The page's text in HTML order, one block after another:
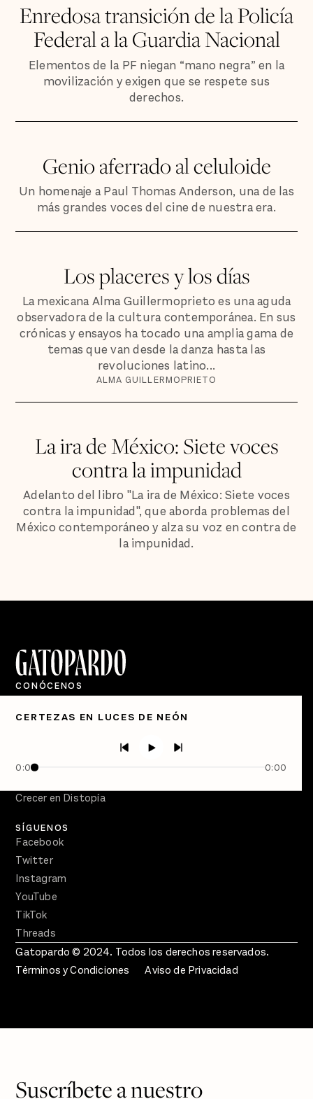
Enredosa transición de la Policía
Federal a la Guardia Nacional
Elementos de la PF niegan “mano negra” en la
movilización y exigen que se respete sus
derechos.
Genio aferrado al celuloide
Un homenaje a Paul Thomas Anderson, una de las
más grandes voces del cine de nuestra era.
Los placeres y los días
La mexicana Alma Guillermoprieto es una aguda
observadora de la cultura contemporánea. En sus
crónicas y ensayos ha tocado una amplia gama de
temas que van desde la danza hasta las
revoluciones latino...
ALMA GUILLERMOPRIETO
La ira de México: Siete voces
contra la impunidad
Adelanto del libro "La ira de México: Siete voces
contra la impunidad", que aborda problemas del
México contemporáneo y alza su voz en contra de
la impunidad.
CERTEZAS EN LUCES DE NEÓN
0:00 0:00
CONÓCENOS
Quiénes Somos
Directorio
Semanario Gatopardo
Crecer en Distopía
SÍGUENOS
Facebook
Twitter
Instagram
YouTube
TikTok
Threads
Gatopardo © 2024. Todos los derechos reservados.
Términos y Condiciones
Aviso de Privacidad
Suscríbete a nuestro